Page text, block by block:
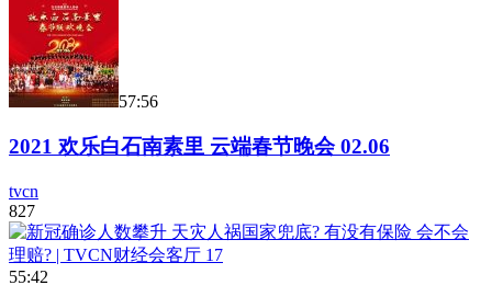
57:56
2021 欢乐白石南素里 云端春节晚会 02.06
tvcn
827
55:42